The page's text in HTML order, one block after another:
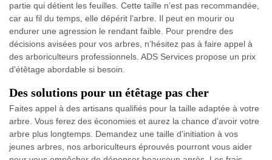
partie qui détient les feuilles. Cette taille n’est pas recommandée,
car au fil du temps, elle dépérit l’arbre. Il peut en mourir ou
endurer une agression le rendant faible. Pour prendre des
décisions avisées pour vos arbres, n’hésitez pas à faire appel à
des arboriculteurs professionnels. ADS Services propose un prix
d'étêtage abordable si besoin.
Des solutions pour un étêtage pas cher
Faites appel à des artisans qualifiés pour la taille adaptée à votre
arbre. Vous ferez des économies et aurez la chance d'avoir votre
arbre plus longtemps. Demandez une taille d'initiation à vos
jeunes arbres, nos arboriculteurs éprouvés pourront vous aider